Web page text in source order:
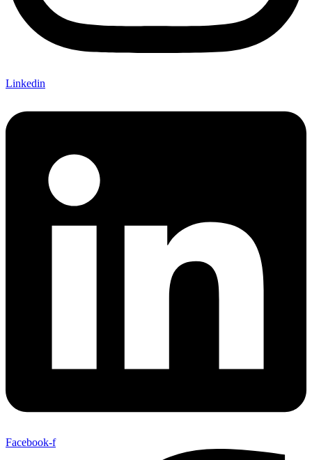
Linkedin
Facebook-f